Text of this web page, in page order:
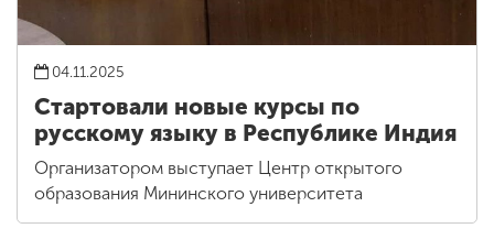
04.11.2025
Стартовали новые курсы по
русскому языку в Республике Индия
Организатором выступает Центр открытого
образования Мининского университета